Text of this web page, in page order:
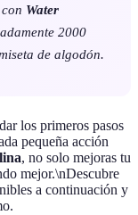
Water
2000
de algodón.
los primeros pasos
pequeña acción
, no solo mejoras tu
mejor.\nDescubre
a continuación y